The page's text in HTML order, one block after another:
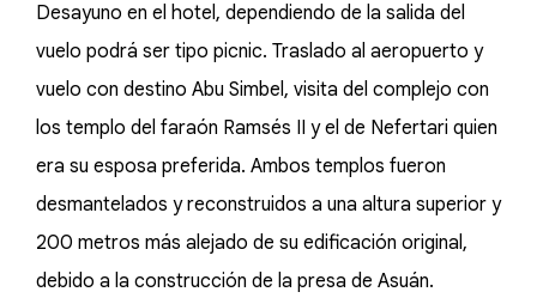
Desayuno en el hotel, dependiendo de la salida del
vuelo podrá ser tipo picnic. Traslado al aeropuerto y
vuelo con destino Abu Simbel, visita del complejo con
los templo del faraón Ramsés II y el de Nefertari quien
era su esposa preferida. Ambos templos fueron
desmantelados y reconstruidos a una altura superior y
200 metros más alejado de su edificación original,
debido a la construcción de la presa de Asuán.